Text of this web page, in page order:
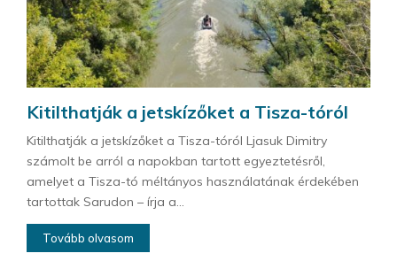
Kitilthatják a jetskízőket a Tisza-tóról
Kitilthatják a jetskízőket a Tisza-tóról Ljasuk Dimitry
számolt be arról a napokban tartott egyeztetésről,
amelyet a Tisza-tó méltányos használatának érdekében
tartottak Sarudon – írja a...
Tovább olvasom